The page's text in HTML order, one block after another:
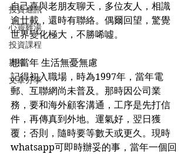
投資通訊
心靈雞湯
投資課程
期權
文章分享
自己喜與老朋友聊天，多位友人，相識
逾廿載，還時有聯絡。偶爾回望，驚覺
世界變化極大，不勝唏噓。
想當年 生活無憂無慮
記得初入職場，時為1997年，當年電
郵、互聯網尚未普及。那時因公司業
務，要和海外顧客溝通，工序是先打信
件，再傳真到外地。運氣好，翌日獲
覆；否則，隨時要等數天或更久。現時
whatsapp可即時辦妥的事，當年一個回